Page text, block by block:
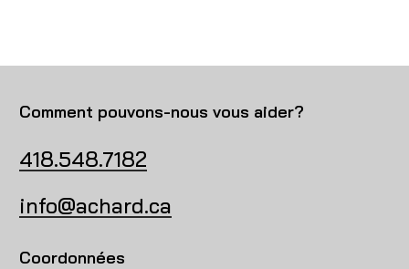
Comment pouvons-nous vous aider?
418.548.7182
info@achard.ca
Coordonnées